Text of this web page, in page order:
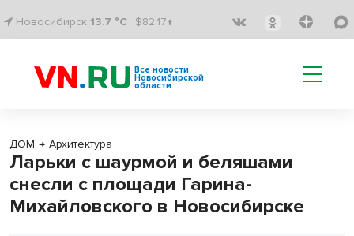
Новосибирск 13.7 °C $82.17↑
Все новости
Новосибирской
области
ДОМ → Архитектура
Ларьки с шаурмой и беляшами
снесли с площади Гарина-
Михайловского в Новосибирске